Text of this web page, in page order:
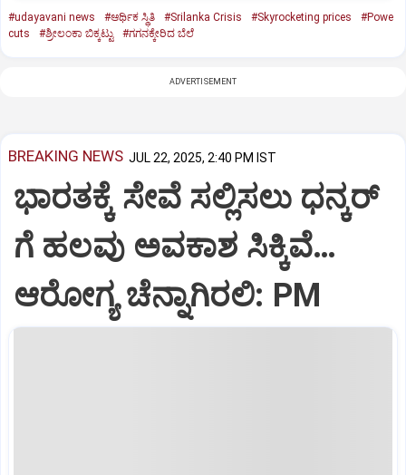
#udayavani news #ಆರ್ಥಿಕ ಸ್ಥಿತಿ #Srilanka Crisis #Skyrocketing prices
#Powe
cuts
#ಶ್ರೀಲಂಕಾ ಬಿಕ್ಕಟ್ಟು #ಗಗನಕ್ಕೇರಿದ ಬೆಲೆ
ADVERTISEMENT
BREAKING NEWS JUL 22, 2025, 2:40 PM IST
ಭಾರತಕ್ಕೆ ಸೇವೆ ಸಲ್ಲಿಸಲು ಧನ್ಕರ್‌
ಗೆ ಹಲವು ಅವಕಾಶ ಸಿಕ್ಕಿವೆ…
ಆರೋಗ್ಯ ಚೆನ್ನಾಗಿರಲಿ: PM